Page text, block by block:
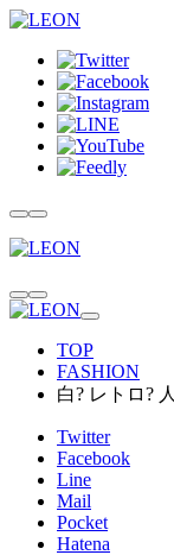
TOP
FASHION
白? レトロ?
Twitter
Facebook
Line
Mail
Pocket
Hatena